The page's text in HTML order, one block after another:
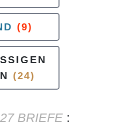
(9)
(24)
BRIEFE :